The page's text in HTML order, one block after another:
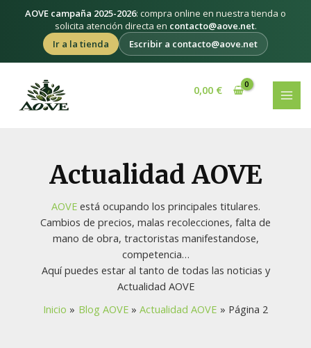
AOVE campaña 2025-2026: compra online en nuestra tienda o
solicita atención directa en contacto@aove.net.
Ir a la tienda
Escribir a contacto@aove.net
contenido
0,00 €
Actualidad AOVE
AOVEestá ocupando los principales titulares.
Cambios de precios, malas recolecciones, falta de
mano de obra, tractoristas manifestandose,
competencia…
Aquí puedes estar al tanto de todas las noticias y
Actualidad AOVE
Inicio
Blog AOVE Actualidad AOVE Página 2
entradas